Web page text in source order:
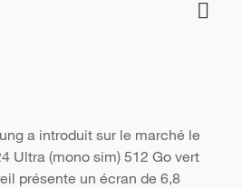
a introduit sur le marché le
Ultra (mono sim) 512 Go vert
présente un écran de 6,8